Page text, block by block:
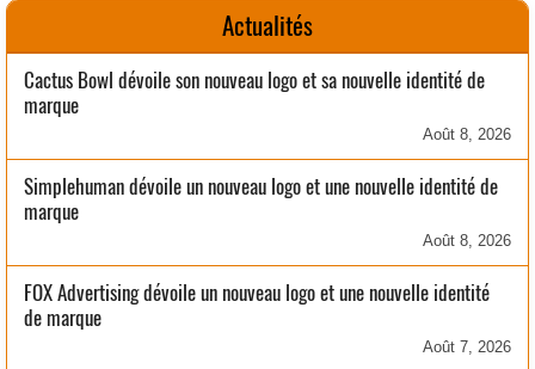
Actualités
Cactus Bowl dévoile son nouveau logo et sa nouvelle identité de
marque
Août 8, 2026
Simplehuman dévoile un nouveau logo et une nouvelle identité de
marque
Août 8, 2026
FOX Advertising dévoile un nouveau logo et une nouvelle identité
de marque
Août 7, 2026